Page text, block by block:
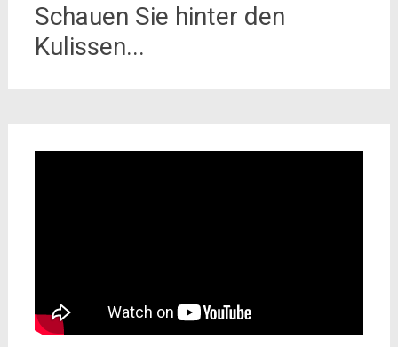
Schauen Sie hinter den
Kulissen...